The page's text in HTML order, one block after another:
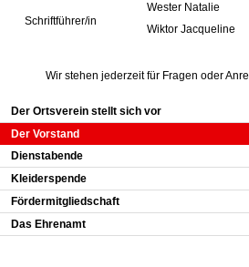
Schriftführer/in
Wester Natalie
Wiktor Jacqueline
Wir stehen jederzeit für Fragen oder
Navigation überspringen
Der Ortsverein stellt sich vor
Der Vorstand
Dienstabende
Kleiderspende
Fördermitgliedschaft
Das Ehrenamt